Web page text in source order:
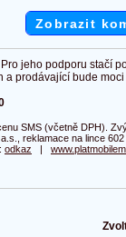
Zobrazit
jeho podporu stačí
a prodávající bude
SMS (včetně DPH).
reklamace na lince 602
odkaz |